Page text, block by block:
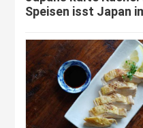
Speisen isst Japan